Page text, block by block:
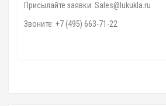
Присылайте заявки: Sales@lukukla.ru
Звоните: +7 (495) 663-71-22